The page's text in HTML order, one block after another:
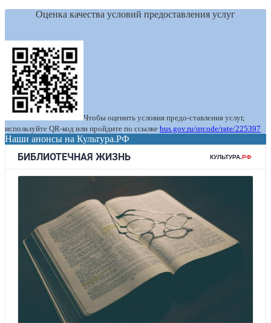
Оценка качества условий предоставления услуг
Чтобы оценить условия предо-ставления услуг,
используйте QR-код или пройдите по ссылке bus.gov.ru/qrcode/rate/225397
Наши анонсы на Культура.РФ